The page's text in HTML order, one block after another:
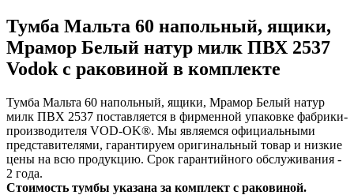
Тумба Мальта 60 напольный, ящики,
Мрамор Белый натур милк ПВХ 2537
Vodok с раковиной в комплекте
Тумба Мальта 60 напольный, ящики, Мрамор Белый натур
милк ПВХ 2537 поставляется в фирменной упаковке фабрики-
производителя VOD-OK®. Мы являемся официальными
представителями, гарантируем оригинальный товар и низкие
цены на всю продукцию. Срок гарантийного обслуживания -
2 года.
Стоимость тумбы указана за комплект с раковиной.